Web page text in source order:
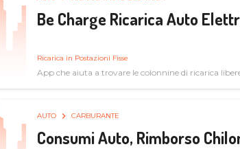
Be Charge Ricarica Auto
Ricarica in Postazioni Fisse
App che aiuta a trovare le colonnine di ricarica
AUTO CARBURANTE
Consumi Auto, Rimborso